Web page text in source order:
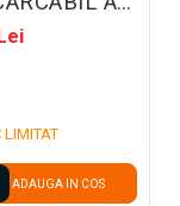
DR PP
RHODIA
LIMITAT
ADAUGA IN COS